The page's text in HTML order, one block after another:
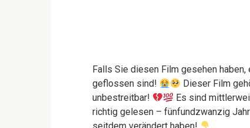
Falls Sie diesen Film gesehen haben,
geflossen sind!
Dieser Film
unbestreitbar!
Es sind
richtig gelesen – fünfundzwanzig